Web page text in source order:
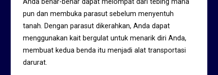
Anda benar-benar dapat melompat dari tebing mana
pun dan membuka parasut sebelum menyentuh
tanah. Dengan parasut dikerahkan, Anda dapat
menggunakan kait bergulat untuk menarik diri Anda,
membuat kedua benda itu menjadi alat transportasi
darurat.